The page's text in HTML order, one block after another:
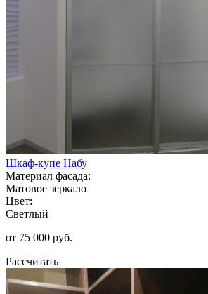
Шкаф-купе Набу
Материал фасада:
Матовое зеркало
Цвет:
Светлый
от 75 000 руб.
Рассчитать